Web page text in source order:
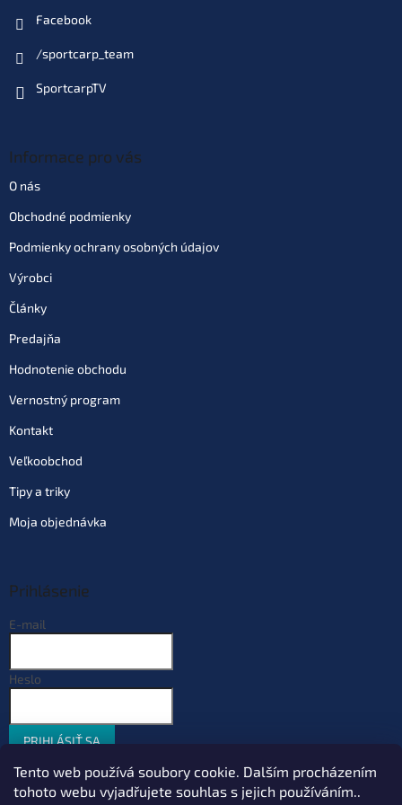
Tento web používá soubory cookie. Dalším procházením
tohoto webu vyjadřujete souhlas s jejich používáním..
Facebook
/sportcarp_team
SportcarpTV
Informace pro vás
O nás
Obchodné podmienky
Podmienky ochrany osobných údajov
Výrobci
Články
Predajňa
Hodnotenie obchodu
Vernostný program
Kontakt
Veľkoobchod
Tipy a triky
Moja objednávka
Prihlásenie
E-mail
Heslo
PRIHLÁSIŤ SA
Nová registrácia
Zabudnuté heslo